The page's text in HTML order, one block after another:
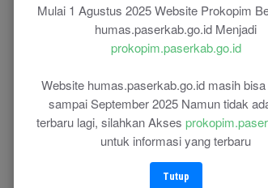
Mulai 1 Agustus 2025 Website Prokopim
humas.paserkab.go.id Menjadi
prokopim.paserkab.go.id
Website humas.paserkab.go.id masih
sampai September 2025 Namun tidak
terbaru lagi, silahkan Akses
untuk informasi yang terbaru
Tutup